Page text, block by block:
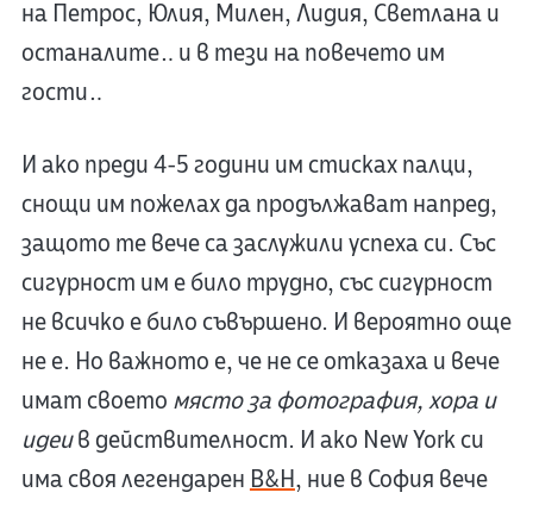
на Петрос, Юлия, Милен, Лидия, Светлана и
останалите… и в тези на повечето им
гости…
И ако преди 4-5 години им стисках палци,
снощи им пожелах да продължават напред,
защото те вече са заслужили успеха си. Със
сигурност им е било трудно, със сигурност
не всичко е било съвършено. И вероятно още
не е. Но важното е, че не се отказаха и вече
имат своето място за фотография, хора и
идеив действителност. И ако New York си
има своя легендарен B&H, ние в София вече